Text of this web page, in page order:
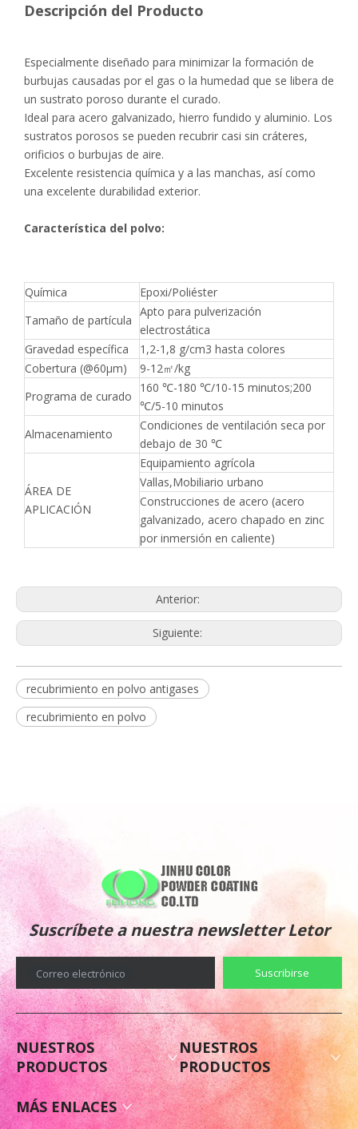
Descripción del Producto
Especialmente diseñado para minimizar la formación de
burbujas causadas por el gas o la humedad que se libera de
un sustrato poroso durante el curado.
Ideal para acero galvanizado, hierro fundido y aluminio. Los
sustratos porosos se pueden recubrir casi sin cráteres,
orificios o burbujas de aire.
Excelente resistencia química y a las manchas, así como
una excelente durabilidad exterior.
Característica del polvo:
Química
Epoxi/Poliéster
Tamaño de partícula
Apto para pulverización
electrostática
Gravedad específica
1,2-1,8 g/cm3 hasta colores
Cobertura (@60μm)
9-12㎡/kg
Programa de curado
160 ℃-180 ℃/10-15 minutos;200
℃/5-10 minutos
Almacenamiento
Condiciones de ventilación seca por
debajo de 30 ℃
ÁREA DE
APLICACIÓN
Equipamiento agrícola
Vallas,Mobiliario urbano
Construcciones de acero (acero
galvanizado, acero chapado en zinc
por inmersión en caliente)
Anterior:
Siguiente:
recubrimiento en polvo antigases
recubrimiento en polvo
Suscríbete a nuestra newsletter Letor
Correo electrónico Suscribirse
NUESTROS
PRODUCTOS
NUESTROS
PRODUCTOS
MÁS ENLACES